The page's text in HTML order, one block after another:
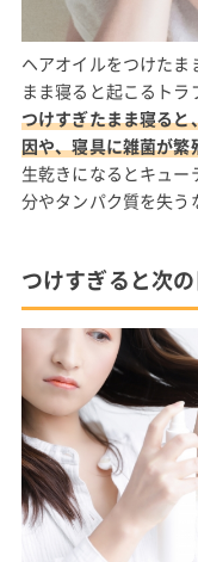
ヘアオイルをつけた
まま寝ると起こるトラ
つけすぎたまま寝る
因や、寝具に雑菌が繁
生乾きになるとキュ
分やタンパク質を失う
つけすぎると次